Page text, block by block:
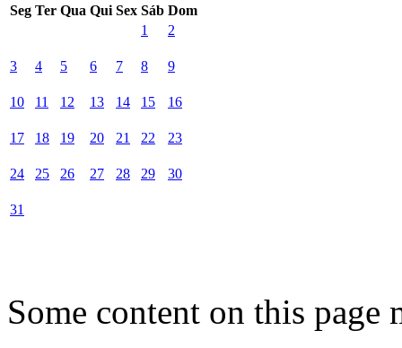
Seg Ter Qua Qui Sex Sáb Dom
1
2
3 4 5 6 7 8 9
10 11 12 13 14 15 16
17 18 19 20 21 22 23
24 25 26 27 28 29 30
31
Some content on this page